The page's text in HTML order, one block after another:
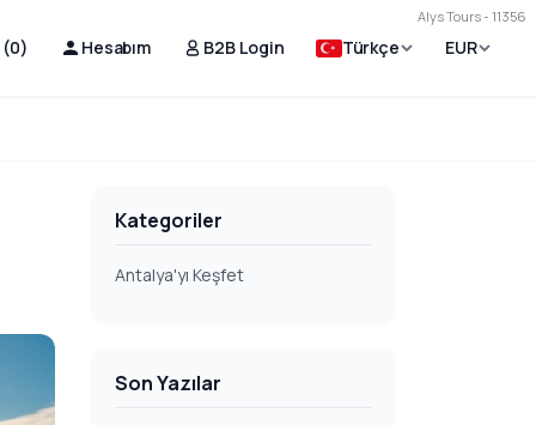
Alys Tours - 11356
0) Hesabım B2B Login Türkçe EUR
Kategoriler
Antalya'yı Keşfet
Son Yazılar